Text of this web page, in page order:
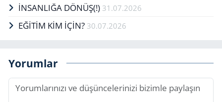
İNSANLIĞA DÖNÜŞ(!) 31.07.2026
EĞİTİM KİM İÇİN? 30.07.2026
Yorumlar